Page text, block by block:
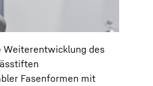
Weiterentwicklung des
Fasenformen mit